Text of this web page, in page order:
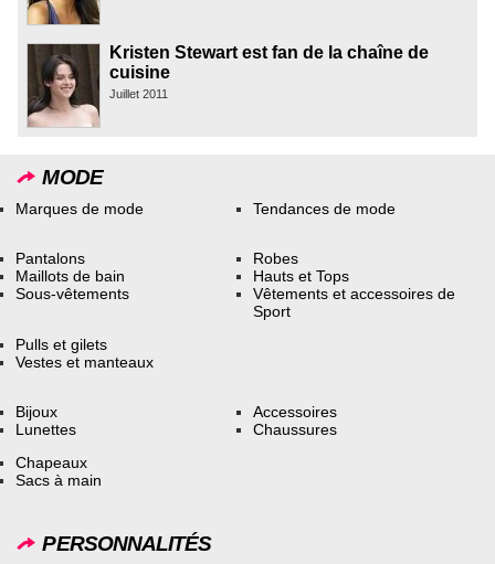
Kristen Stewart est fan de la chaîne de
cuisine
Juillet 2011
MODE
Marques de mode Tendances de mode
Pantalons
Maillots de bain
Sous-vêtements
Robes
Hauts et Tops
Vêtements et accessoires de
Sport
Pulls et gilets
Vestes et manteaux
Bijoux
Lunettes
Accessoires
Chaussures
Chapeaux
Sacs à main
PERSONNALITÉS